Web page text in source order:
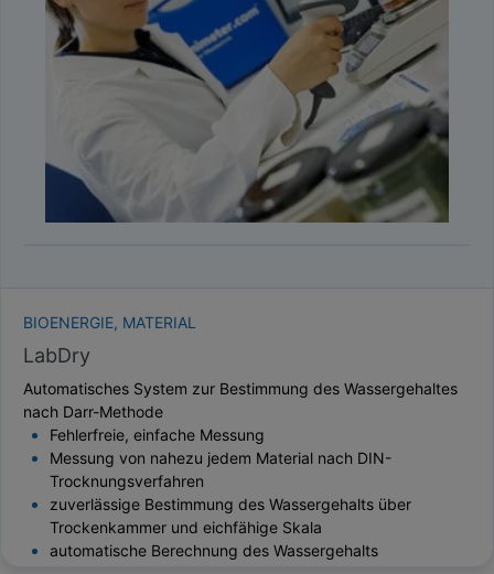
TAUPUNKT
SCHÜTTDICHTE
BIOENERGIE, MATERIAL
LabDry
Automatisches System zur Bestimmung des Wassergehaltes
nach Darr-Methode
Fehlerfreie, einfache Messung
Messung von nahezu jedem Material nach DIN-
Trocknungsverfahren
zuverlässige Bestimmung des Wassergehalts über
Trockenkammer und eichfähige Skala
automatische Berechnung des Wassergehalts